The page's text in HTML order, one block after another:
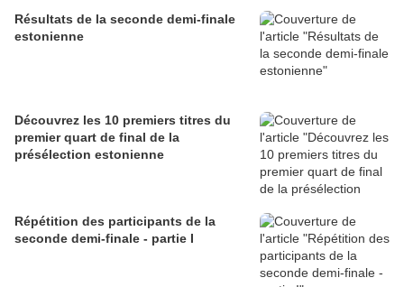
Résultats de la seconde demi-finale
estonienne
Découvrez les 10 premiers titres du
premier quart de final de la
présélection estonienne
Répétition des participants de la
seconde demi-finale - partie I